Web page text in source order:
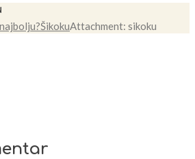
ŠikokuAttachment: sikoku